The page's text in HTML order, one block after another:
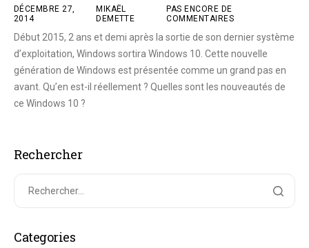
DÉCEMBRE 27,
2014
MIKAËL
DEMETTE
PAS ENCORE DE
COMMENTAIRES
Début 2015, 2 ans et demi après la sortie de son dernier système
d’exploitation, Windows sortira Windows 10. Cette nouvelle
génération de Windows est présentée comme un grand pas en
avant. Qu’en est-il réellement ? Quelles sont les nouveautés de
ce Windows 10 ?
Rechercher
Categories